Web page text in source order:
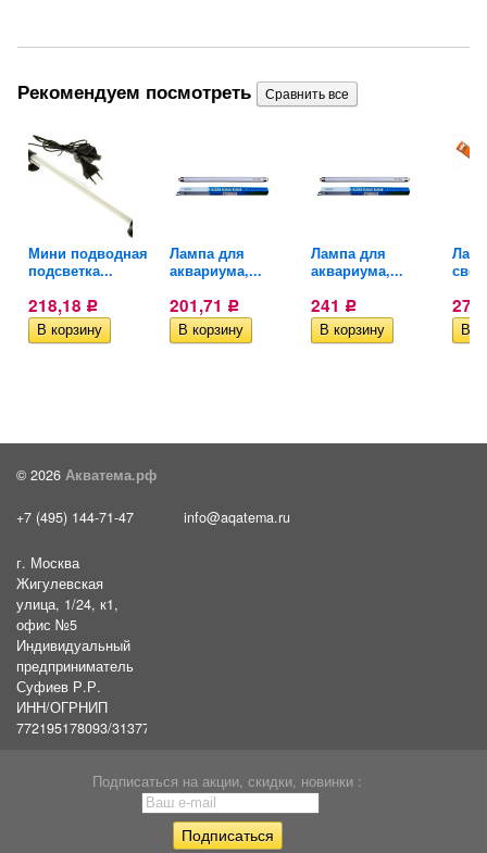
Рекомендуем посмотреть
Мини подводная
подсветка...
218,18 Р
Лампа для
аквариума,...
201,71 Р
Лампа для
аквариума,...
241 Р 277
© 2026 Акватема.рф
+7 (495) 144-71-47 info@aqatema.ru
г. Москва
Жигулевская
улица, 1/24, к1,
офис №5
Индивидуальный
предприниматель
Суфиев Р.Р.
ИНН/ОГРНИП
772195178093/31377461610054
Подписаться на акции, скидки, новинки :